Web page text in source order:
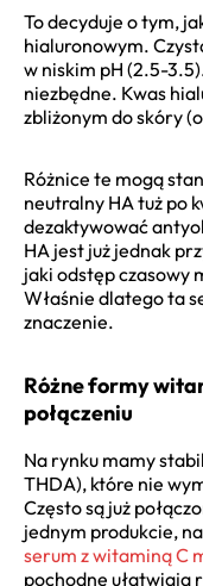
To decyduje o tym,
hialuronowym.
w niskim pH (2.5-
niezbędne. Kwas
zbliżonym do skóry
Różnice te mogą
neutralny HA tuż po
dezaktywować
HA jest już jednak
jaki odstęp czasowy
Właśnie dlatego ta
znaczenie.
Różne formy
połączeniu
Na rynku mamy
THDA), które nie
Często są już
jednym produkcie,
serum z witaminą C
pochodne ułatwiają